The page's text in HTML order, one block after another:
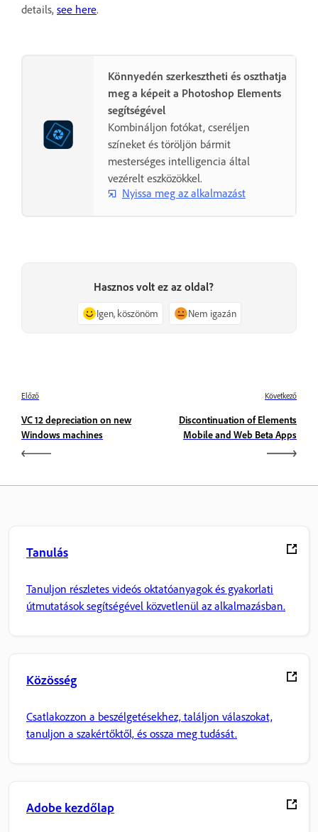
details, see here.
Könnyedén szerkesztheti és oszthatja
meg a képeit a Photoshop Elements
segítségével
Kombináljon fotókat, cseréljen
színeket és töröljön bármit
mesterséges intelligencia által
vezérelt eszközökkel.
Nyissa meg az alkalmazást
Hasznos volt ez az oldal?
Igen, köszönöm Nem igazán
Előző
VC 12 depreciation on new
Windows machines
Következő
Discontinuation of Elements
Mobile and Web Beta Apps
Tanulás
Tanuljon részletes videós oktatóanyagok és gyakorlati
útmutatások segítségével közvetlenül az alkalmazásban.
Közösség
Csatlakozzon a beszélgetésekhez, találjon válaszokat,
tanuljon a szakértőktől, és ossza meg tudását.
Adobe kezdőlap